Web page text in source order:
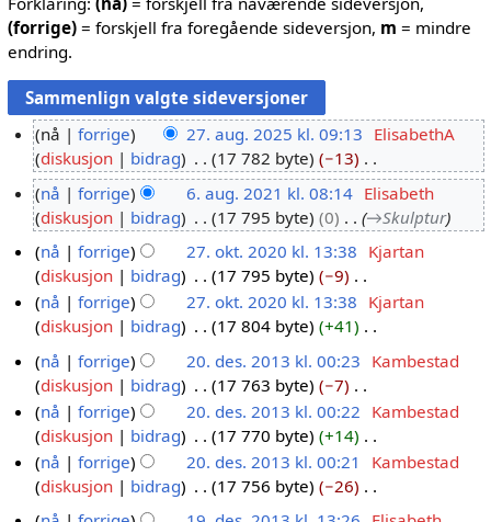
(forrige)= forskjell fra foregående sideversjon, m = mindre
endring.
7
u
0
5
nå forrige 27. aug. 2025 kl. 09:13 ElisabethA
diskusjon
bidrag 17 782 byte
−13
I
n
g
e
n
r
e
i
g
e
r
i
n
u
2
2
nå forrige 6. aug. 2021 kl. 08:14 Elisabeth
diskusjon
bidrag 17 795 byte 0 →Skulptur
7
o
2
nå forrige 27. okt. 2020 kl. 13:38 Kjartan
diskusjon
bidrag 17 795 byte
−9
I
n
e
n
r
e
d
i
g
nå forrige 27. okt. 2020 kl. 13:38 Kjartan
diskusjon
bidrag 17 804 byte
+41
n
g
e
n
r
e
0
d
s
nå forrige 20. des. 2013 kl. 00:23 Kambestad
diskusjon
bidrag 17 763 byte
−7
I
n
g
e
nå forrige 20. des. 2013 kl. 00:22 Kambestad
diskusjon
bidrag 17 770 byte
+14
I
n
nå forrige 20. des. 2013 kl. 00:21
Kambestad
diskusjon
bidrag 17 756 byte
−26